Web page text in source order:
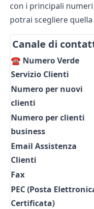
con i principali
potrai scegliere
Canale di
☎️ Numero Verde
Servizio Clienti
Numero per nuovi
clienti
Numero per clienti
business
Email Assistenza
Clienti
Fax
PEC (Posta
Certificata)